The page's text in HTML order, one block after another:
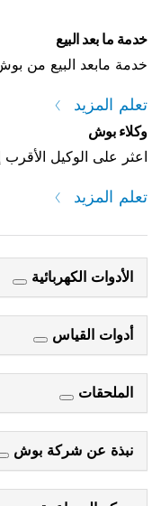
خدمة ما بعد البيع
خدمة مابعد البيع من
تعلم المزيد
وكلاء بوش
اعثر على الوكيل الأقرب
تعلم المزيد
الأدوات الكهربائية
أدوات القياس
الملحقات
نبذة عن شركة بوش